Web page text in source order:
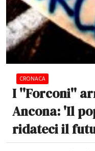
CRONACA
I ''Forconi''
Ancona: 'Il
ridateci il